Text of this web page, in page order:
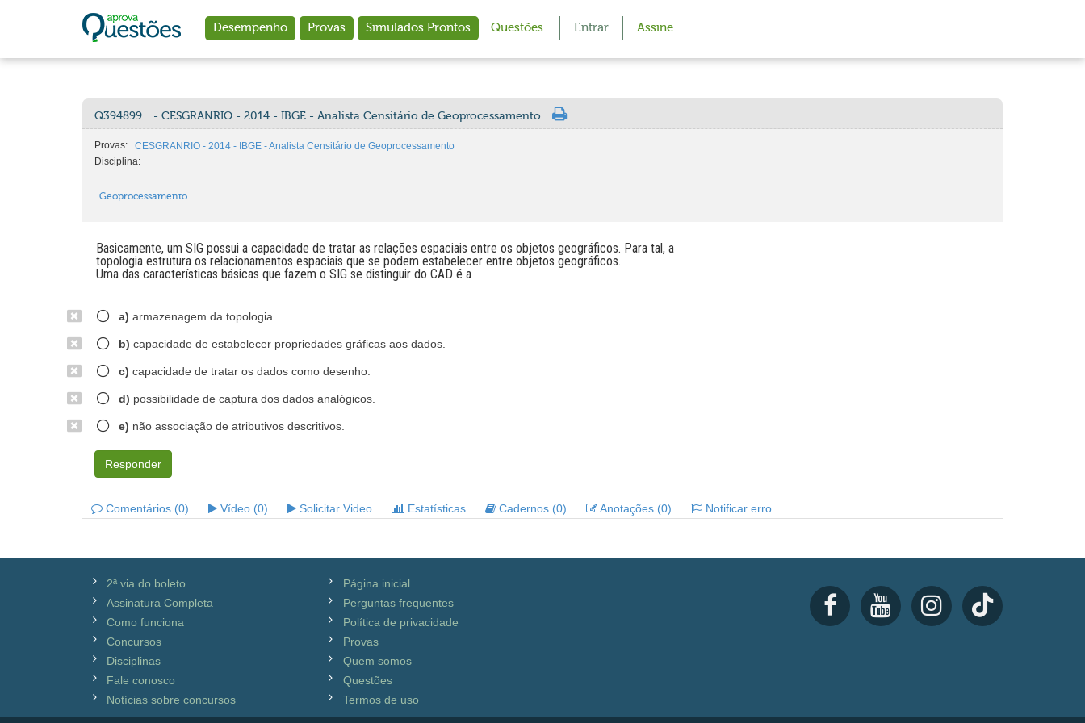
Desempenho Provas Simulados Prontos Questões Entrar Assine
Q394899 - CESGRANRIO - 2014 - IBGE - Analista Censitário de Geoprocessamento
Provas:
CESGRANRIO - 2014 - IBGE - Analista Censitário de Geoprocessamento
Disciplina:
Geoprocessamento
Basicamente, um SIG possui a capacidade de tratar as relações espaciais entre os objetos geográficos. Para tal, a
topologia estrutura os relacionamentos espaciais que se podem estabelecer entre objetos geográficos.
Uma das características básicas que fazem o SIG se distinguir do CAD é a
a) armazenagem da topologia.
b) capacidade de estabelecer propriedades gráficas aos dados.
c) capacidade de tratar os dados como desenho.
d) possibilidade de captura dos dados analógicos.
e) não associação de atributivos descritivos.
Responder
Comentários (0) Vídeo (0) Solicitar Video Estatísticas Cadernos (0) Anotações (0) Notificar erro
2ª via do boleto
Assinatura Completa
Como funciona
Concursos
Disciplinas
Fale conosco
Notícias sobre concursos
Página inicial
Perguntas frequentes
Política de privacidade
Provas
Quem somos
Questões
Termos de uso